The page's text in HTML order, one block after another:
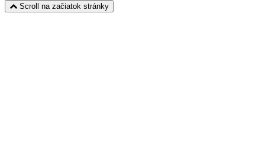
Scroll na začiatok stránky